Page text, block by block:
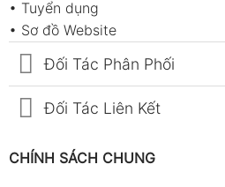
• Tuyển dụng
• Sơ đồ Website
Đối Tác Phân Phối
Đối Tác Liên Kết
CHÍNH SÁCH CHUNG